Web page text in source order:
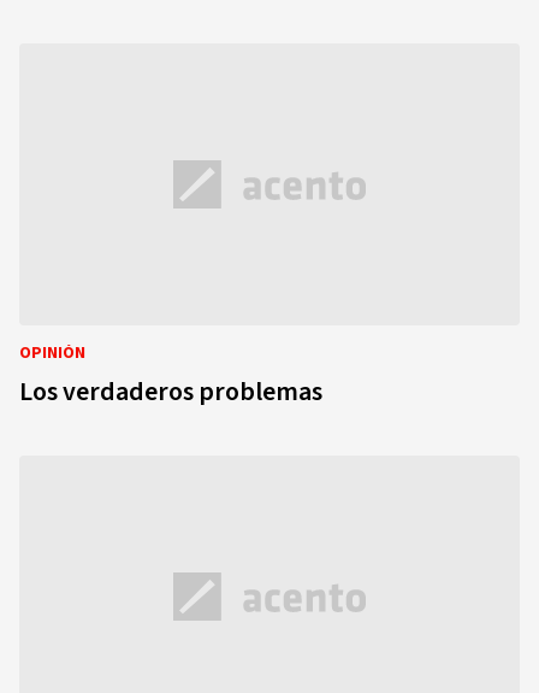
OPINIÓN
Los verdaderos problemas